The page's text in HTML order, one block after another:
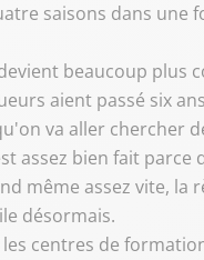
saisons dans une
beaucoup plus
aient passé six
va aller chercher
assez bien fait
même assez vite,
désormais.
centres de